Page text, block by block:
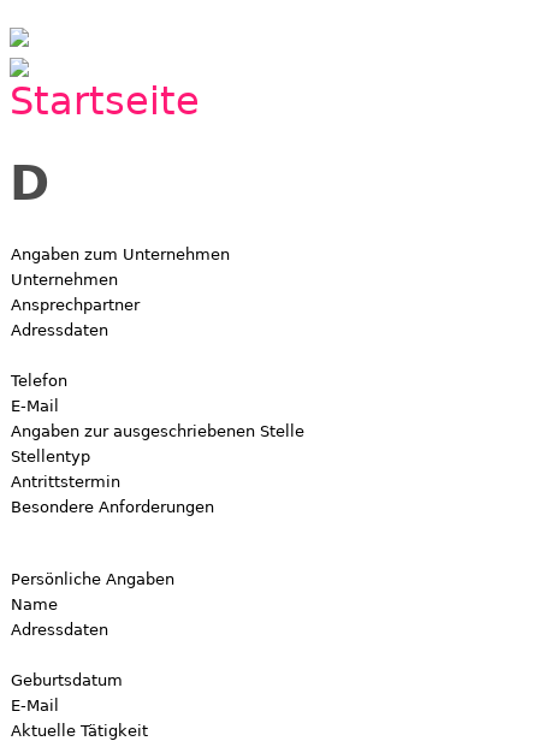
D
Angaben zum Unternehmen
Unternehmen
Ansprechpartner
Adressdaten
Telefon
E-Mail
Angaben zur ausgeschriebenen Stelle
Stellentyp
Antrittstermin
Besondere Anforderungen
Persönliche Angaben
Name
Adressdaten
Geburtsdatum
E-Mail
Aktuelle Tätigkeit